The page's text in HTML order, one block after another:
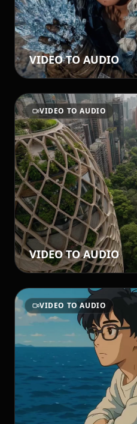
VIDEO TO AUDIO
VIDEO TO AUDIO
VIDEO TO AUDIO
VIDEO TO AUDIO